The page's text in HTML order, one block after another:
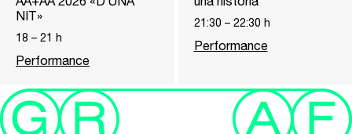
NIT»
18 – 21 h
Performance
21:30 – 22:30 h
Performance